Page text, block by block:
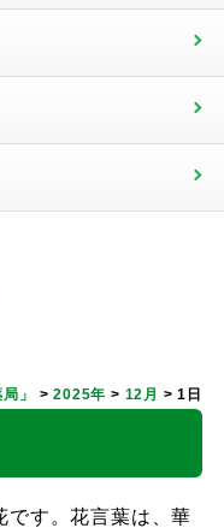
」 >2025年 > 12月 >1日
です。花言葉は、華